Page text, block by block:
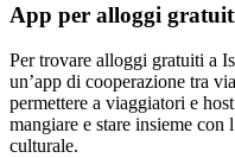
App per alloggi
Per trovare alloggi gratuiti a
un’app di cooperazione tra
permettere a viaggiatori e
mangiare e stare insieme
culturale.